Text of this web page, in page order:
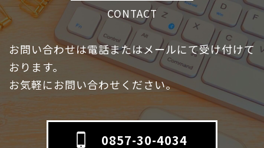
CONTACT
お問い合わせは電話またはメールにて受け付けて
おります。
お気軽にお問い合わせください。
0857-30-4034